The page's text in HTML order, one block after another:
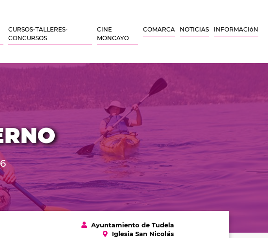
CURSOS-TALLERES-
CONCURSOS
CINE
MONCAYO
COMARCA NOTICIAS INFORMACIóN
Ayuntamiento de Tudela
Iglesia San Nicolás